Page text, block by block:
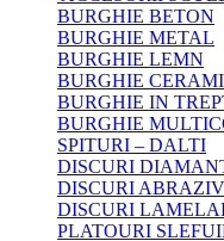
BURGHIE BETON
BURGHIE METAL
BURGHIE LEMN
BURGHIE
BURGHIE IN
BURGHIE
SPITURI – DALTI
DISCURI
DISCURI
DISCURI
PLATOURI